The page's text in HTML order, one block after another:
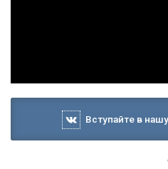
Вступайте в